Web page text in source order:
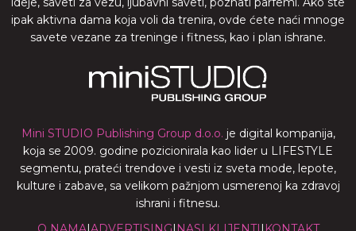
ipak aktivna dama koja voli da trenira, ovde ćete naći mnoge
savete vezane za treninge i fitness, kao i plan ishrane.
Mini STUDIO Publishing Group d.o.o. je digital kompanija,
koja se 2009. godine pozicionirala kao lider u LIFESTYLE
segmentu, prateći trendove i vesti iz sveta mode, lepote,
kulture i zabave, sa velikom pažnjom usmerenoj ka zdravoj
ishrani i fitnesu.